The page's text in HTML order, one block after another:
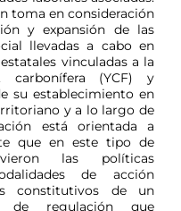
toma en consideración
y expansión de las
llevadas a cabo en
vinculadas a la
carbonífera (YCF) y
su establecimiento en
y a lo largo de
está orientada a
que en este tipo de
las políticas
de acción
constitutivos de un
de regulación que